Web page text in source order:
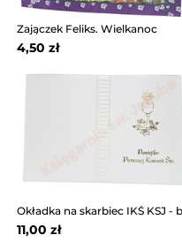
Zajączek Feliks. Wielkanoc
4,50 zł
11,00 zł